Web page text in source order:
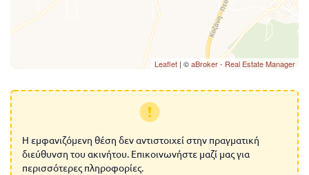
Leaflet | ©aBroker - Real Estate Manager
Η εμφανιζόμενη θέση δεν αντιστοιχεί στην πραγματική
διεύθυνση του ακινήτου. Επικοινωνήστε μαζί μας για
περισσότερες πληροφορίες.